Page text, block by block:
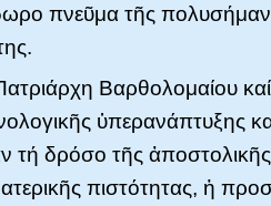
πνεῦμα τῆς
Βαρθολομαίου
ὑπερανάπτυξης
δρόσο τῆς ἀποστολικῆς
πιστότητας, ἡ